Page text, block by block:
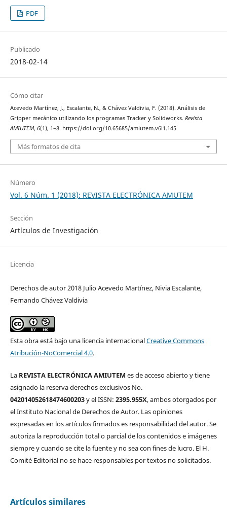
PDF
Publicado
2018-02-14
Cómo citar
Acevedo Martínez, J., Escalante, N., & Chávez Valdivia, F. (2018). Análisis de
Gripper mecánico utilizando los programas Tracker y Solidworks. Revista
AMIUTEM, 6(1), 1–8. https://doi.org/10.65685/amiutem.v6i1.145
Más formatos de cita
Número
Vol. 6 Núm. 1 (2018): REVISTA ELECTRÓNICA AMUTEM
Sección
Artículos de Investigación
Licencia
Derechos de autor 2018 Julio Acevedo Martínez, Nivia Escalante,
Fernando Chávez Valdivia
Esta obra está bajo una licencia internacionalCreative Commons
Atribución-NoComercial 4.0.
La REVISTA ELECTRÓNICA AMIUTEM es de acceso abierto y tiene
asignado la reserva derechos exclusivos No.
042014052618474600203y el ISSN: 2395.955X, ambos otorgados por
el Instituto Nacional de Derechos de Autor. Las opiniones
expresadas en los artículos firmados es responsabilidad del autor. Se
autoriza la reproducción total o parcial de los contenidos e imágenes
siempre y cuando se cite la fuente y no sea con fines de lucro. El H.
Comité Editorial no se hace responsables por textos no solicitados.
Artículos similares